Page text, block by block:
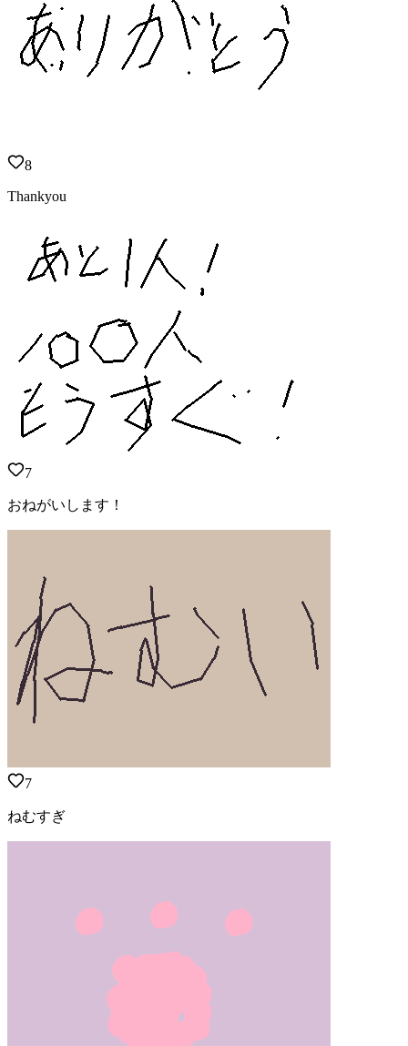
8
Thankyou
7
おねがいします！
7
ねむすぎ